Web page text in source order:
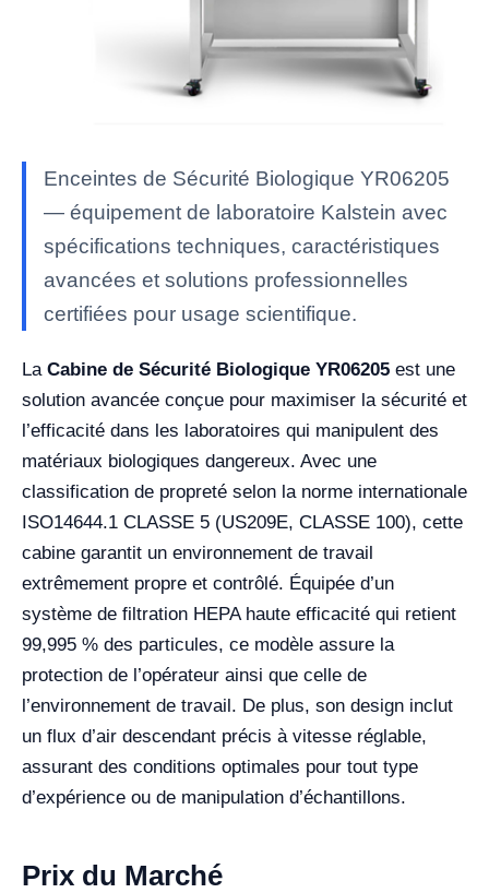
Enceintes de Sécurité Biologique YR06205
— équipement de laboratoire Kalstein avec
spécifications techniques, caractéristiques
avancées et solutions professionnelles
certifiées pour usage scientifique.
La Cabine de Sécurité Biologique YR06205 est une
solution avancée conçue pour maximiser la sécurité et
l’efficacité dans les laboratoires qui manipulent des
matériaux biologiques dangereux. Avec une
classification de propreté selon la norme internationale
ISO14644.1 CLASSE 5 (US209E, CLASSE 100), cette
cabine garantit un environnement de travail
extrêmement propre et contrôlé. Équipée d’un
système de filtration HEPA haute efficacité qui retient
99,995 % des particules, ce modèle assure la
protection de l’opérateur ainsi que celle de
l’environnement de travail. De plus, son design inclut
un flux d’air descendant précis à vitesse réglable,
assurant des conditions optimales pour tout type
d’expérience ou de manipulation d’échantillons.
Prix du Marché